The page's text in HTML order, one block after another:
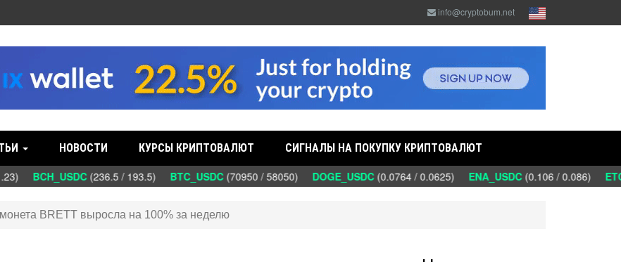
info@cryptobum.net
НОВОСТИ КУРСЫ КРИПТОВАЛЮТ СИГНАЛЫ НА ПОКУПКУ КРИПТОВАЛЮТ
BCH_USDC(236.5 / 193.5) BTC_USDC(70950 / 58050) DOGE_USDC(0.0764 / 0.0625) ENA_USDC(0.106 / 0.086)
BRETT выросла на 100% за неделю